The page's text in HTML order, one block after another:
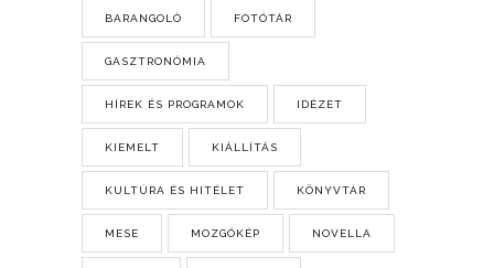
BARANGOLÓ FOTÓTÁR
GASZTRONÓMIA
HÍREK ÉS PROGRAMOK IDÉZET
KIEMELT KIÁLLÍTÁS
KULTÚRA ÉS HITÉLET KÖNYVTÁR
MESE MOZGÓKÉP NOVELLA